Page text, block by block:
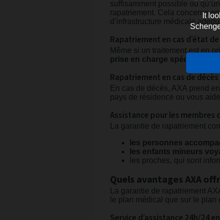
It
suffisamment possible ou
rapatriement. Cela concerne
d’infrastructure médicale
Rapatriement en cas d’état
Même si un traitement est en
prise en charge spécialisée
Rapatriement en cas de décès
En cas de décès, AXA prend
pays de résidence ou vous
Assistance pour les
La garantie de rapatriement
les personnes
les enfants mineurs
les proches, qui sont
Quels avantages AXA
La garantie de rapatriement
le plan médical que sur le plan